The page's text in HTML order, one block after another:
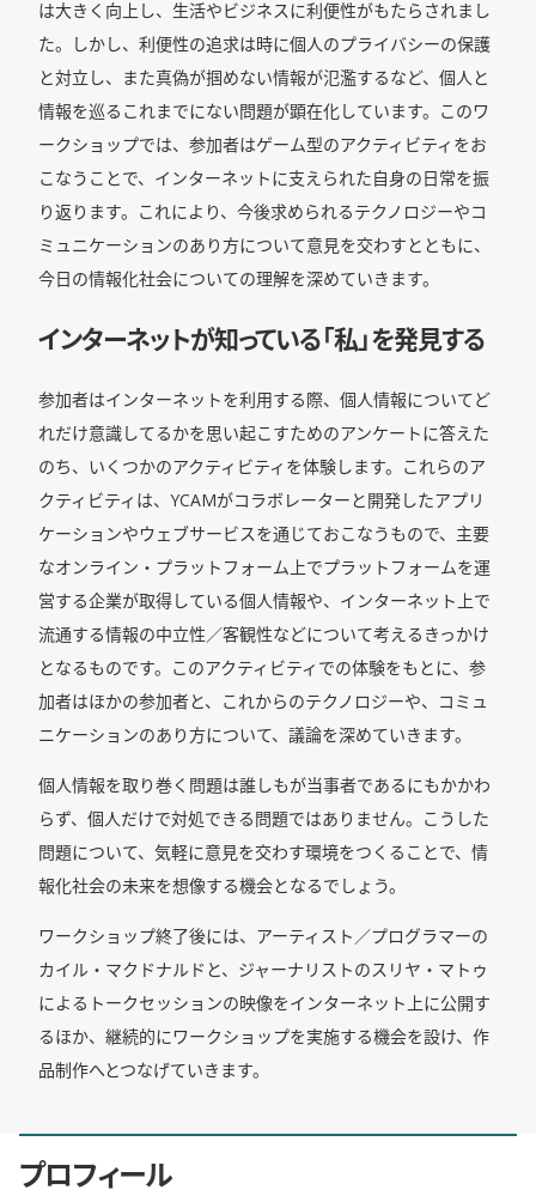
は大きく向上し、生活やビジネスに利便性がもたらされまし
た。しかし、利便性の追求は時に個人のプライバシーの保護
と対立し、また真偽が掴めない情報が氾濫するなど、個人と
情報を巡るこれまでにない問題が顕在化しています。このワ
ークショップでは、参加者はゲーム型のアクティビティをお
こなうことで、インターネットに支えられた自身の日常を振
り返ります。これにより、今後求められるテクノロジーやコ
ミュニケーションのあり方について意見を交わすとともに、
今日の情報化社会についての理解を深めていきます。
インターネットが知っている「私」を発見する
参加者はインターネットを利用する際、個人情報についてど
れだけ意識してるかを思い起こすためのアンケートに答えた
のち、いくつかのアクティビティを体験します。これらのア
クティビティは、YCAMがコラボレーターと開発したアプリ
ケーションやウェブサービスを通じておこなうもので、主要
なオンライン・プラットフォーム上でプラットフォームを運
営する企業が取得している個人情報や、インターネット上で
流通する情報の中立性／客観性などについて考えるきっかけ
となるものです。このアクティビティでの体験をもとに、参
加者はほかの参加者と、これからのテクノロジーや、コミュ
ニケーションのあり方について、議論を深めていきます。
個人情報を取り巻く問題は誰しもが当事者であるにもかかわ
らず、個人だけで対処できる問題ではありません。こうした
問題について、気軽に意見を交わす環境をつくることで、情
報化社会の未来を想像する機会となるでしょう。
ワークショップ終了後には、アーティスト／プログラマーの
カイル・マクドナルドと、ジャーナリストのスリヤ・マトゥ
によるトークセッションの映像をインターネット上に公開す
るほか、継続的にワークショップを実施する機会を設け、作
品制作へとつなげていきます。
プロフィール